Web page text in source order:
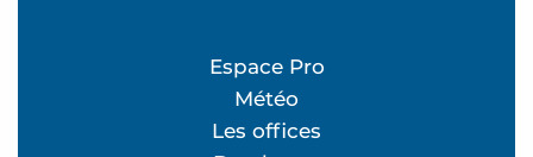
Espace Pro
Météo
Les offices